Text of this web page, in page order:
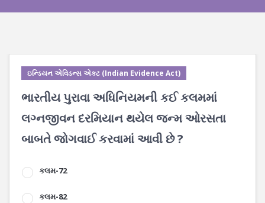
ઇન્ડિયન એવિડન્સ એક્ટ (Indian Evidence Act)
ભારતીય પુરાવા અધિનિયમની કઈ કલમમાં
લગ્નજીવન દરમિયાન થયેલ જન્મ ઓરસતા
બાબતે જોગવાઈ કરવામાં આવી છે ?
કલમ-72
કલમ-82